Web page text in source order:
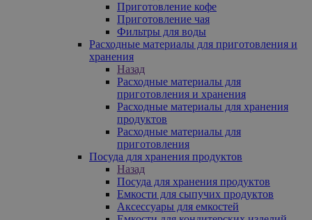
Приготовление кофе
Приготовление чая
Фильтры для воды
Расходные материалы для приготовления и
хранения
Назад
Расходные материалы для
приготовления и хранения
Расходные материалы для хранения
продуктов
Расходные материалы для
приготовления
Посуда для хранения продуктов
Назад
Посуда для хранения продуктов
Емкости для сыпучих продуктов
Аксессуары для емкостей